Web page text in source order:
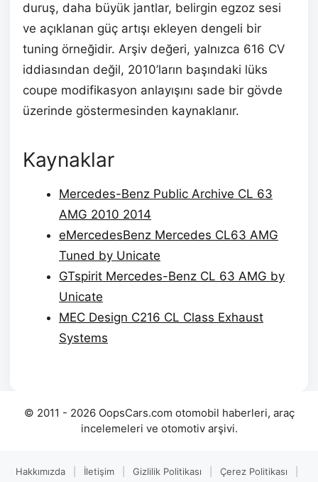
duruş, daha büyük jantlar, belirgin egzoz sesi
ve açıklanan güç artışı ekleyen dengeli bir
tuning örneğidir. Arşiv değeri, yalnızca 616 CV
iddiasından değil, 2010’ların başındaki lüks
coupe modifikasyon anlayışını sade bir gövde
üzerinde göstermesinden kaynaklanır.
Kaynaklar
Mercedes-Benz Public Archive CL 63
AMG 2010 2014
eMercedesBenz Mercedes CL63 AMG
Tuned by Unicate
GTspirit Mercedes-Benz CL 63 AMG by
Unicate
MEC Design C216 CL Class Exhaust
Systems
© 2011 - 2026 OopsCars.com otomobil haberleri, araç
incelemeleri ve otomotiv arşivi.
Hakkımızda İletişim Gizlilik Politikası Çerez Politikası